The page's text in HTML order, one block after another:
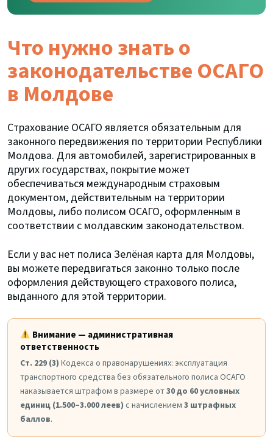
Что нужно знать о
законодательстве ОСАГО
в Молдове
Страхование ОСАГО является обязательным для
законного передвижения по территории Республики
Молдова. Для автомобилей, зарегистрированных в
других государствах, покрытие может
обеспечиваться международным страховым
документом, действительным на территории
Молдовы, либо полисом ОСАГО, оформленным в
соответствии с молдавским законодательством.
Если у вас нет полиса Зелёная карта для Молдовы,
вы можете передвигаться законно только после
оформления действующего страхового полиса,
выданного для этой территории.
Внимание — административная
ответственность
Ст. 229 (3) Кодекса о правонарушениях: эксплуатация
транспортного средства без обязательного полиса ОСАГО
наказывается штрафом в размере от30 до 60 условных
единиц (1.500–3.000 леев) с начислением 3 штрафных
баллов.